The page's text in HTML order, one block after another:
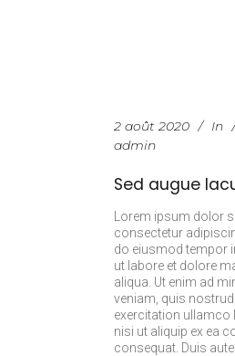
2 août 2020 In
admin
Sed augue
Lorem ipsum dolor
consectetur
do eiusmod tempor
ut labore et dolore
aliqua. Ut enim ad
veniam, quis nostrud
exercitation ullamco
nisi ut aliquip ex ea
consequat. Duis